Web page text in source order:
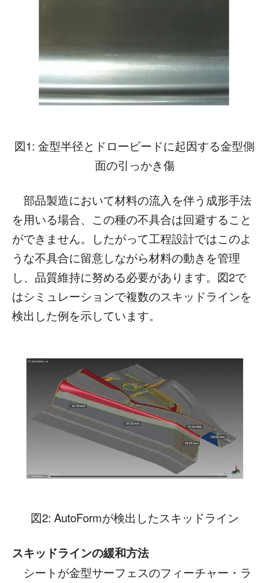
図1: 金型半径とドロービードに起因する金型側
面の引っかき傷
部品製造において材料の流入を伴う成形手法
を用いる場合、この種の不具合は回避すること
ができません。したがって工程設計ではこのよ
うな不具合に留意しながら材料の動きを管理
し、品質維持に努める必要があります。図2で
はシミュレーションで複数のスキッドラインを
検出した例を示しています。
図2: AutoFormが検出したスキッドライン
スキッドラインの緩和方法
シートが金型サーフェスのフィーチャー・ラ